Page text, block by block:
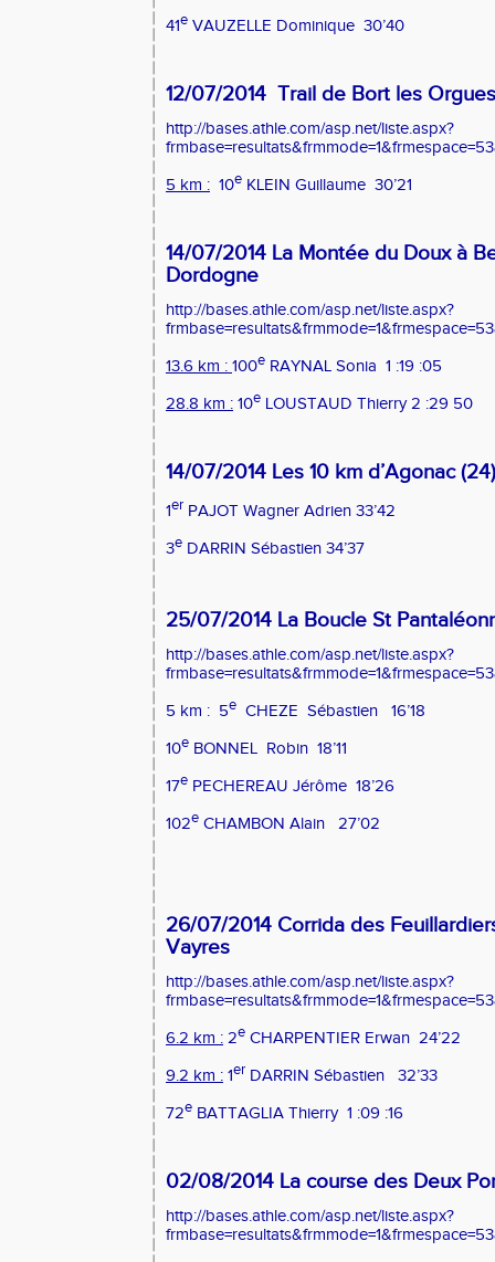
41e VAUZELLE Dominique 30’40
12/07/2014 Trail de Bort les Orgues
http://bases.athle.com/asp.net/liste.aspx?
5 km : 10e KLEIN Guillaume 30’21
14/07/2014 La Montée du Doux à
Dordogne
http://bases.athle.com/asp.net/liste.aspx?
13.6 km : 100e RAYNAL Sonia 1 :19 :05
28.8 km : 10e LOUSTAUD Thierry 2 :29 50
14/07/2014 Les 10 km d’Agonac (24)
1er PAJOT Wagner Adrien 33’42
3e DARRIN Sébastien 34’37
25/07/2014 La Boucle St
http://bases.athle.com/asp.net/liste.aspx?
5 km : 5e CHEZE Sébastien 16’18
10e BONNEL Robin 18’11
17e PECHEREAU Jérôme 18’26
102e CHAMBON Alain 27’02
26/07/2014 Corrida des
Vayres
http://bases.athle.com/asp.net/liste.aspx?
6.2 km : 2e CHARPENTIER Erwan 24’22
9.2 km : 1er DARRIN Sébastien 32’33
72e BATTAGLIA Thierry 1 :09 :16
02/08/2014 La course des Deux
http://bases.athle.com/asp.net/liste.aspx?